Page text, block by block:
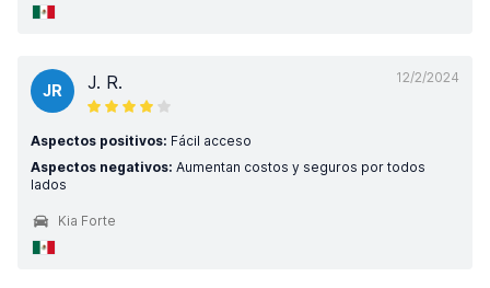
12/2/2024
JR J. R.
Aspectos positivos: Fácil acceso
Aspectos negativos: Aumentan costos y seguros por todos
lados
Kia Forte